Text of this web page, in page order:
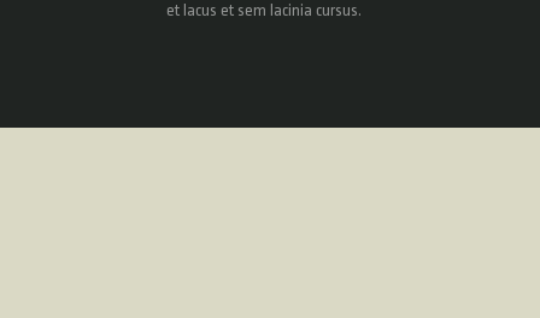
et lacus et sem lacinia cursus.